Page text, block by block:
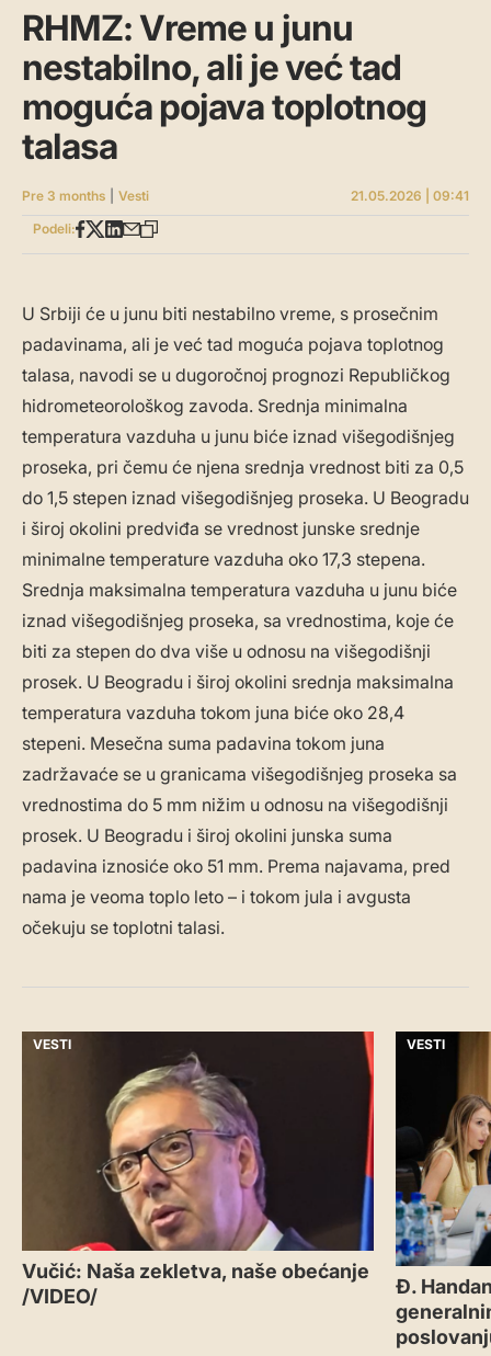
RHMZ: Vreme u junu
nestabilno, ali je već tad
moguća pojava toplotnog
talasa
Pre 3 months Vesti
21.05.2026 | 09:41
Podeli:
U Srbiji će u junu biti nestabilno vreme, s prosečnim
padavinama, ali je već tad moguća pojava toplotnog
talasa, navodi se u dugoročnoj prognozi Republičkog
hidrometeorološkog zavoda. Srednja minimalna
temperatura vazduha u junu biće iznad višegodišnjeg
proseka, pri čemu će njena srednja vrednost biti za 0,5
do 1,5 stepen iznad višegodišnjeg proseka. U Beogradu
i široj okolini predviđa se vrednost junske srednje
minimalne temperature vazduha oko 17,3 stepena.
Srednja maksimalna temperatura vazduha u junu biće
iznad višegodišnjeg proseka, sa vrednostima, koje će
biti za stepen do dva više u odnosu na višegodišnji
prosek. U Beogradu i široj okolini srednja maksimalna
temperatura vazduha tokom juna biće oko 28,4
stepeni. Mesečna suma padavina tokom juna
zadržavaće se u granicama višegodišnjeg proseka sa
vrednostima do 5 mm nižim u odnosu na višegodišnji
prosek. U Beogradu i široj okolini junska suma
padavina iznosiće oko 51 mm. Prema najavama, pred
nama je veoma toplo leto – i tokom jula i avgusta
očekuju se toplotni talasi.
VESTI
Vučić: Naša zekletva, naše obećanje
/VIDEO/
VESTI
Đ.